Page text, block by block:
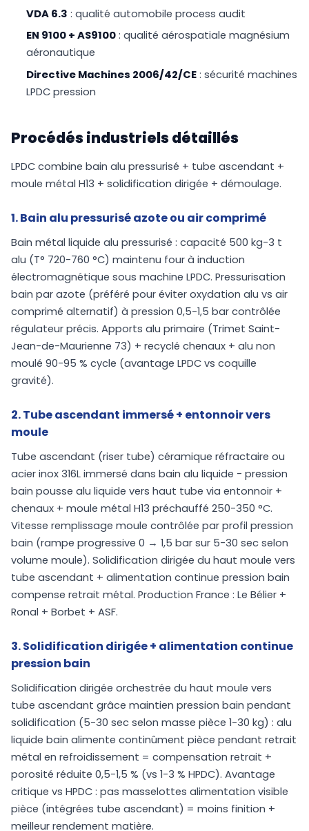
VDA 6.3 : qualité automobile process audit
EN 9100 + AS9100 : qualité aérospatiale magnésium
aéronautique
Directive Machines 2006/42/CE : sécurité machines
LPDC pression
Procédés industriels détaillés
LPDC combine bain alu pressurisé + tube ascendant +
moule métal H13 + solidification dirigée + démoulage.
1. Bain alu pressurisé azote ou air comprimé
Bain métal liquide alu pressurisé : capacité 500 kg-3 t
alu (T° 720-760 °C) maintenu four à induction
électromagnétique sous machine LPDC. Pressurisation
bain par azote (préféré pour éviter oxydation alu vs air
comprimé alternatif) à pression 0,5-1,5 bar contrôlée
régulateur précis. Apports alu primaire (Trimet Saint-
Jean-de-Maurienne 73) + recyclé chenaux + alu non
moulé 90-95 % cycle (avantage LPDC vs coquille
gravité).
2. Tube ascendant immersé + entonnoir vers
moule
Tube ascendant (riser tube) céramique réfractaire ou
acier inox 316L immersé dans bain alu liquide - pression
bain pousse alu liquide vers haut tube via entonnoir +
chenaux + moule métal H13 préchauffé 250-350 °C.
Vitesse remplissage moule contrôlée par profil pression
bain (rampe progressive 0 → 1,5 bar sur 5-30 sec selon
volume moule). Solidification dirigée du haut moule vers
tube ascendant + alimentation continue pression bain
compense retrait métal. Production France : Le Bélier +
Ronal + Borbet + ASF.
3. Solidification dirigée + alimentation continue
pression bain
Solidification dirigée orchestrée du haut moule vers
tube ascendant grâce maintien pression bain pendant
solidification (5-30 sec selon masse pièce 1-30 kg) : alu
liquide bain alimente continûment pièce pendant retrait
métal en refroidissement = compensation retrait +
porosité réduite 0,5-1,5 % (vs 1-3 % HPDC). Avantage
critique vs HPDC : pas masselottes alimentation visible
pièce (intégrées tube ascendant) = moins finition +
meilleur rendement matière.